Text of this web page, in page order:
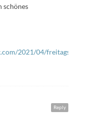
schönes
2021/04/freitags-
Reply